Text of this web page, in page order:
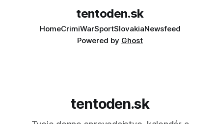
tentoden.sk
HomeCrimiWarSportSlovakiaNewsfeed
Powered by Ghost
tentoden.sk